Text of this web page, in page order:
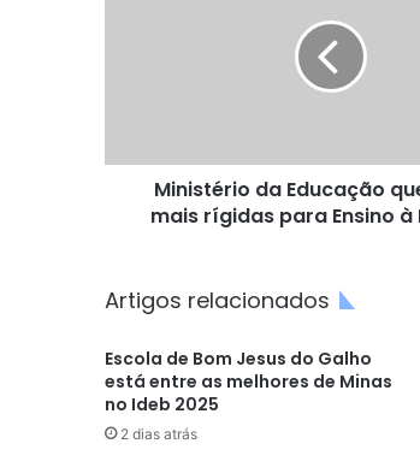
Ensino
Distância
Ministério da Educação
mais rígidas para Ensino
Artigos relacionados
Escola de Bom Jesus do Galho
está entre as melhores de Minas
no Ideb 2025
2 dias atrás